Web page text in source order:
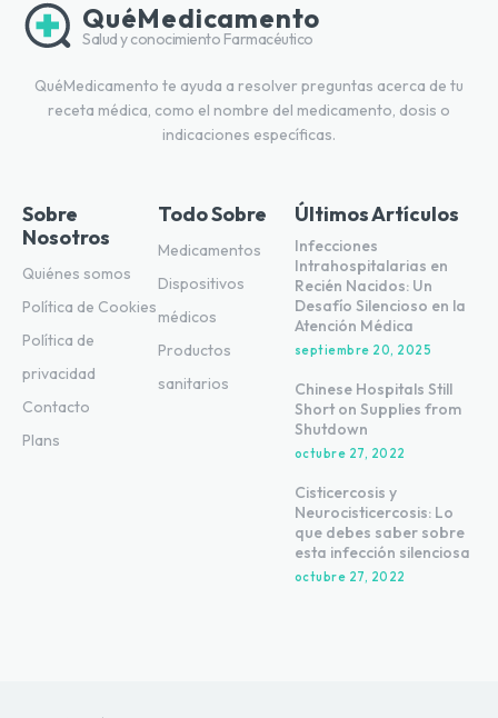
QuéMedicamento
Salud y conocimiento Farmacéutico
QuéMedicamento te ayuda a resolver preguntas acerca de tu
receta médica, como el nombre del medicamento, dosis o
indicaciones específicas.
Sobre
Nosotros
Quiénes somos
Política de Cookies
Política de
privacidad
Contacto
Plans
Todo Sobre
Medicamentos
Dispositivos
médicos
Productos
sanitarios
Últimos Artículos
Infecciones
Intrahospitalarias en
Recién Nacidos: Un
Desafío Silencioso en la
Atención Médica
septiembre 20, 2025
Chinese Hospitals Still
Short on Supplies from
Shutdown
octubre 27, 2022
Cisticercosis y
Neurocisticercosis: Lo
que debes saber sobre
esta infección silenciosa
octubre 27, 2022